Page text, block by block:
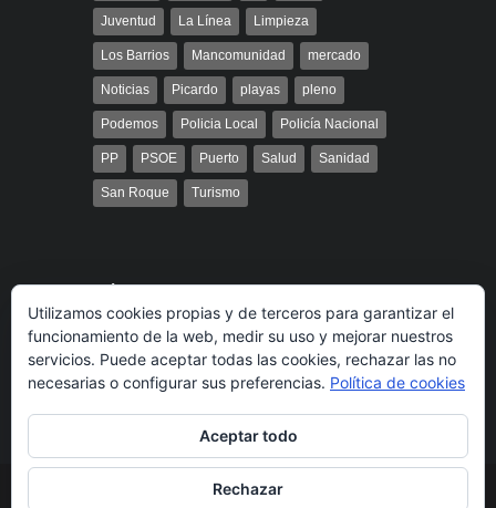
Juventud La Línea Limpieza
Los Barrios Mancomunidad mercado
Noticias Picardo playas pleno
Podemos Policia Local Policía Nacional
PP PSOE Puerto Salud Sanidad
San Roque Turismo
Búsqueda
© 2014 Radio Bahía Gibraltar desarrollado por
Utilizamos cookies propias y de terceros para garantizar el
funcionamiento de la web, medir su uso y mejorar nuestros
servicios. Puede aceptar todas las cookies, rechazar las no
necesarias o configurar sus preferencias. Política de cookies
Aceptar todo
Rechazar